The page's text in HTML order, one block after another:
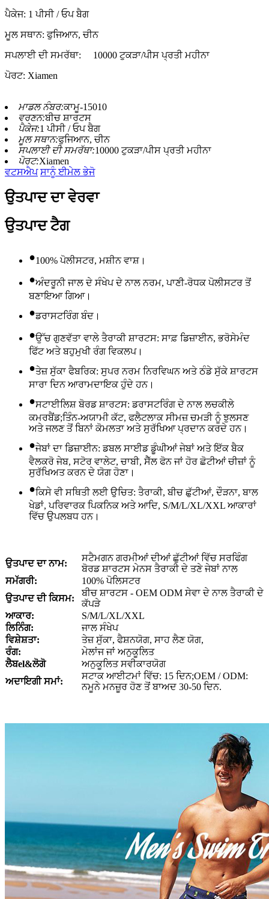
ਪੈਕੇਜ: 1 ਪੀਸੀ / ਓਪ ਬੈਗ
ਮੂਲ ਸਥਾਨ: ਫੁਜਿਆਨ, ਚੀਨ
ਸਪਲਾਈ ਦੀ ਸਮਰੱਥਾ:
10000 ਟੁਕੜਾ/ਪੀਸ ਪ੍ਰਤੀ ਮਹੀਨਾ
ਪੋਰਟ: Xiamen
ਮਾਡਲ ਨੰਬਰ:ਕਾਮੂ-15010
ਵਰਣਨ:ਬੀਚ ਸ਼ਾਰਟਸ
ਪੈਕੇਜ:1 ਪੀਸੀ / ਓਪ ਬੈਗ
ਮੂਲ ਸਥਾਨ:ਫੁਜਿਆਨ, ਚੀਨ
ਸਪਲਾਈ ਦੀ ਸਮਰੱਥਾ:10000 ਟੁਕੜਾ/ਪੀਸ ਪ੍ਰਤੀ ਮਹੀਨਾ
ਪੋਰਟ:Xiamen
ਵਟਸਐਪ ਸਾਨੂੰ ਈਮੇਲ ਭੇਜੋ
ਉਤਪਾਦ ਦਾ ਵੇਰਵਾ
ਉਤਪਾਦ ਟੈਗ
•100% ਪੋਲੀਸਟਰ, ਮਸ਼ੀਨ ਵਾਸ਼।
•ਅੰਦਰੂਨੀ ਜਾਲ ਦੇ ਸੰਖੇਪ ਦੇ ਨਾਲ ਨਰਮ, ਪਾਣੀ-ਰੋਧਕ ਪੋਲੀਸਟਰ ਤੋਂ
ਬਣਾਇਆ ਗਿਆ।
•ਡਰਾਸਟਰਿੰਗ ਬੰਦ।
•ਉੱਚ ਗੁਣਵੱਤਾ ਵਾਲੇ ਤੈਰਾਕੀ ਸ਼ਾਰਟਸ: ਸਾਫ਼ ਡਿਜ਼ਾਈਨ, ਭਰੋਸੇਮੰਦ
ਫਿੱਟ ਅਤੇ ਬਹੁਮੁਖੀ ਰੰਗ ਵਿਕਲਪ।
•ਤੇਜ਼ ਸੁੱਕਾ ਫੈਬਰਿਕ: ਸੁਪਰ ਨਰਮ ਨਿਰਵਿਘਨ ਅਤੇ ਠੰਡੇ ਸੁੱਕੇ ਸ਼ਾਰਟਸ
ਸਾਰਾ ਦਿਨ ਆਰਾਮਦਾਇਕ ਹੁੰਦੇ ਹਨ।
•ਸਟਾਈਲਿਸ਼ ਬੋਰਡ ਸ਼ਾਰਟਸ: ਡਰਾਸਟਰਿੰਗ ਦੇ ਨਾਲ ਲਚਕੀਲੇ
ਕਮਰਬੈਂਡ;ਤਿੰਨ-ਅਯਾਮੀ ਕੱਟ, ਫਲੈਟਲਾਕ ਸੀਮਜ਼ ਚਮੜੀ ਨੂੰ ਝੁਲਸਣ
ਅਤੇ ਜਲਣ ਤੋਂ ਬਿਨਾਂ ਕੋਮਲਤਾ ਅਤੇ ਸੁਰੱਖਿਆ ਪ੍ਰਦਾਨ ਕਰਦੇ ਹਨ।
•ਜੇਬਾਂ ਦਾ ਡਿਜ਼ਾਈਨ: ਡਬਲ ਸਾਈਡ ਡੂੰਘੀਆਂ ਜੇਬਾਂ ਅਤੇ ਇੱਕ ਬੈਕ
ਵੈਲਕਰੋ ਜੇਬ, ਸਟੋਰ ਵਾਲੇਟ, ਚਾਬੀ, ਸੈੱਲ ਫੋਨ ਜਾਂ ਹੋਰ ਛੋਟੀਆਂ ਚੀਜ਼ਾਂ ਨੂੰ
ਸੁਰੱਖਿਅਤ ਕਰਨ ਦੇ ਯੋਗ ਹੋਣਾ।
•ਕਿਸੇ ਵੀ ਸਥਿਤੀ ਲਈ ਉਚਿਤ: ਤੈਰਾਕੀ, ਬੀਚ ਛੁੱਟੀਆਂ, ਦੌੜਨਾ, ਬਾਲ
ਖੇਡਾਂ, ਪਰਿਵਾਰਕ ਪਿਕਨਿਕ ਅਤੇ ਆਦਿ, S/M/L/XL/XXL ਆਕਾਰਾਂ
ਵਿੱਚ ਉਪਲਬਧ ਹਨ।
ਉਤਪਾਦ ਦਾ ਨਾਮ:
ਸਟੈਮਗਨ ਗਰਮੀਆਂ ਦੀਆਂ ਛੁੱਟੀਆਂ ਵਿੱਚ ਸਰਫਿੰਗ
ਬੋਰਡ ਸ਼ਾਰਟਸ ਮੇਨਸ ਤੈਰਾਕੀ ਦੇ ਤਣੇ ਜੇਬਾਂ ਨਾਲ
ਸਮੱਗਰੀ:
100% ਪੋਲਿਸਟਰ
ਉਤਪਾਦ ਦੀ ਕਿਸਮ:
ਬੀਚ ਸ਼ਾਰਟਸ - OEM ODM ਸੇਵਾ ਦੇ ਨਾਲ ਤੈਰਾਕੀ ਦੇ
ਕੱਪੜੇ
ਆਕਾਰ:
S/M/L/XL/XXL
ਲਿਨਿੰਗ:
ਜਾਲ ਸੰਖੇਪ
ਵਿਸ਼ੇਸ਼ਤਾ:
ਤੇਜ਼ ਸੁੱਕਾ, ਫੈਸ਼ਨਯੋਗ, ਸਾਹ ਲੈਣ ਯੋਗ,
ਰੰਗ:
ਮੇਲਾਂਜ ਜਾਂ ਅਨੁਕੂਲਿਤ
ਲੈਬel&ਲੋਗੋ
ਅਨੁਕੂਲਿਤ ਸਵੀਕਾਰਯੋਗ
ਅਦਾਇਗੀ ਸਮਾਂ:
ਸਟਾਕ ਆਈਟਮਾਂ ਵਿੱਚ: 15 ਦਿਨ;OEM / ODM:
ਨਮੂਨੇ ਮਨਜ਼ੂਰ ਹੋਣ ਤੋਂ ਬਾਅਦ 30-50 ਦਿਨ.